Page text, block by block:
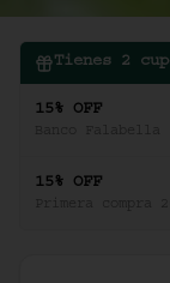
Tienes 2
15% OFF
15% OFF
Primera compra